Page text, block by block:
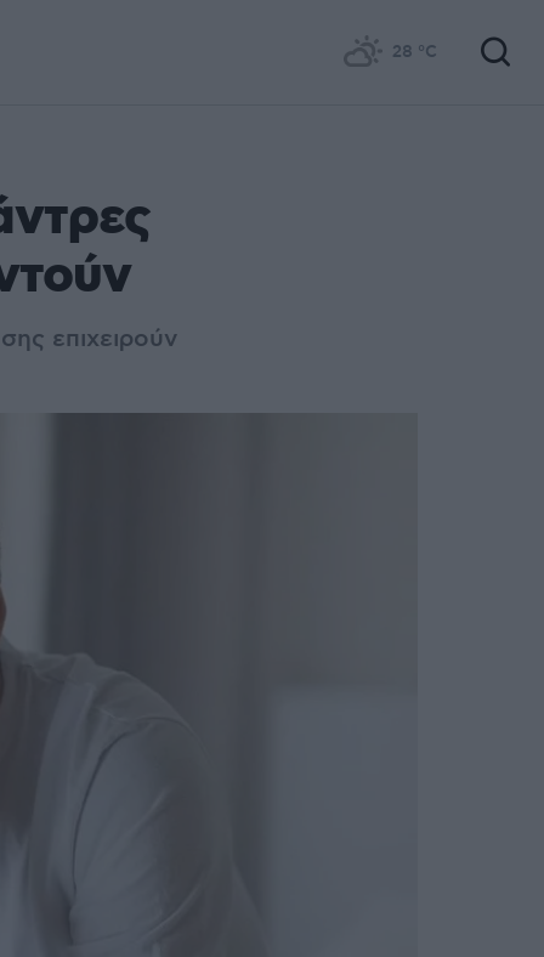
28 °C
επιχειρούν